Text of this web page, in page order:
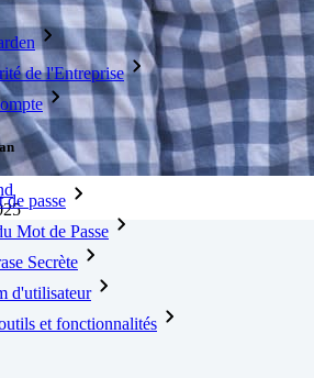
de l'Entreprise
de passe
Mot de Passe
Secrète
d'utilisateur
et fonctionnalités